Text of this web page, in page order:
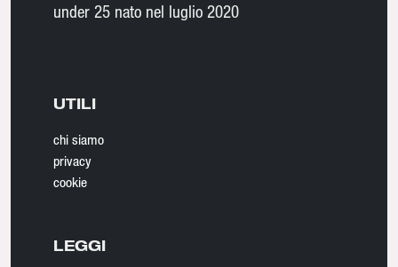
under 25 nato nel luglio 2020
UTILI
chi siamo
privacy
cookie
LEGGI